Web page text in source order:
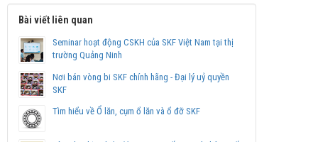
Bài viết liên quan
Seminar hoạt động CSKH của SKF Việt Nam tại thị
trường Quảng Ninh
Nơi bán vòng bi SKF chính hãng - Đại lý uỷ quyền
SKF
Tìm hiểu về Ổ lăn, cụm ổ lăn và ổ đỡ SKF